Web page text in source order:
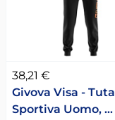
38,21 €
Givova Visa - Tuta
Sportiva Uomo, …